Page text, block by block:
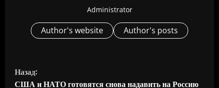
Administrator
Author's website Author's posts
П
Назад:
США и НАТО готовятся снова надавить на Россию